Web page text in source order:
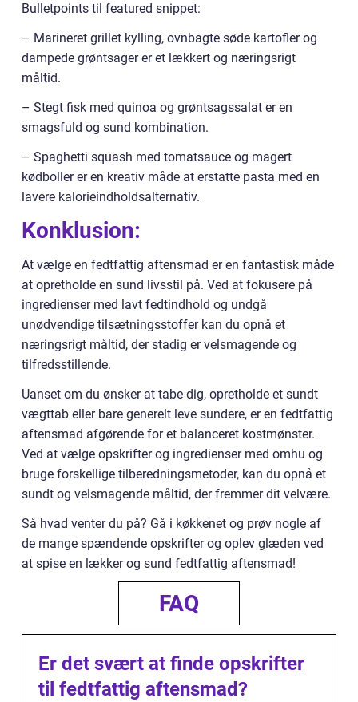
Bulletpoints til featured snippet:
– Marineret grillet kylling, ovnbagte søde kartofler og
dampede grøntsager er et lækkert og næringsrigt
måltid.
– Stegt fisk med quinoa og grøntsagssalat er en
smagsfuld og sund kombination.
– Spaghetti squash med tomatsauce og magert
kødboller er en kreativ måde at erstatte pasta med en
lavere kalorieindholdsalternativ.
Konklusion:
At vælge en fedtfattig aftensmad er en fantastisk måde
at opretholde en sund livsstil på. Ved at fokusere på
ingredienser med lavt fedtindhold og undgå
unødvendige tilsætningsstoffer kan du opnå et
næringsrigt måltid, der stadig er velsmagende og
tilfredsstillende.
Uanset om du ønsker at tabe dig, opretholde et sundt
vægttab eller bare generelt leve sundere, er en fedtfattig
aftensmad afgørende for et balanceret kostmønster.
Ved at vælge opskrifter og ingredienser med omhu og
bruge forskellige tilberedningsmetoder, kan du opnå et
sundt og velsmagende måltid, der fremmer dit velvære.
Så hvad venter du på? Gå i køkkenet og prøv nogle af
de mange spændende opskrifter og oplev glæden ved
at spise en lækker og sund fedtfattig aftensmad!
FAQ
Er det svært at finde opskrifter
til fedtfattig aftensmad?